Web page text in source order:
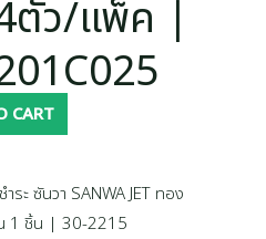
ตัว/แพ็ค |
CART